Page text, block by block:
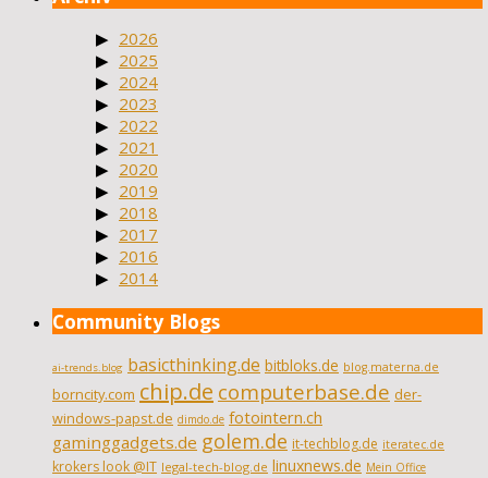
2026
2025
2024
2023
2022
2021
2020
2019
2018
2017
2016
2014
Community Blogs
ai-trends.blog basicthinking.de bitbloks.de blog.materna.de
borncity.com chip.de computerbase.de der-
windows-papst.de dimdo.de fotointern.ch
gaminggadgets.de golem.de it-techblog.de iteratec.de
krokers look @IT legal-tech-blog.de linuxnews.de Mein Office